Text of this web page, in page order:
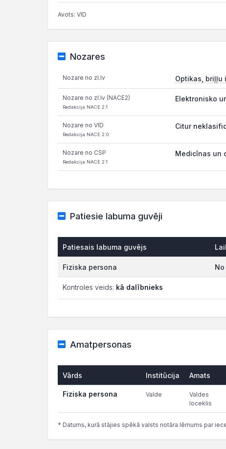
Avots: VID
Nozares
Nozare no zl.lv Optikas, briļļu
Nozare no zl.lv (NACE2)
Redakcija NACE 2.1
Elektronisko
Nozare no VID
Redakcija NACE 2.0
Citur
Nozare no CSP
Redakcija NACE 2.1
Medicīnas un
Patiesie labuma guvēji
Patiesais labuma guvējs
Fiziska persona No
Kontroles veids: kā dalībnieks
Amatpersonas
Vārds Institūcija Amats
Fiziska persona Valde
Valdes
loceklis
* Datums, kurā stājies spēkā valsts notāra lēmums par